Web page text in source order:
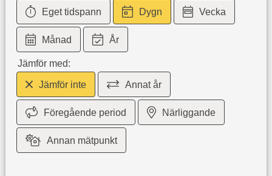
Eget tidspann Dygn Vecka
Månad År
Jämför med:
Jämför inte Annat år
Föregående period Närliggande
Annan mätpunkt